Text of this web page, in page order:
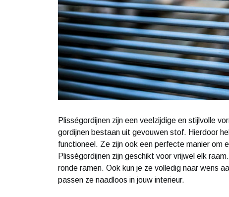
Plisségordijnen zijn een veelzijdige en stijlvolle
gordijnen bestaan uit gevouwen stof. Hierdoor
functioneel. Ze zijn ook een perfecte manier om
Plisségordijnen zijn geschikt voor vrijwel elk
ronde ramen. Ook kun je ze volledig naar wens
passen ze naadloos in jouw interieur.